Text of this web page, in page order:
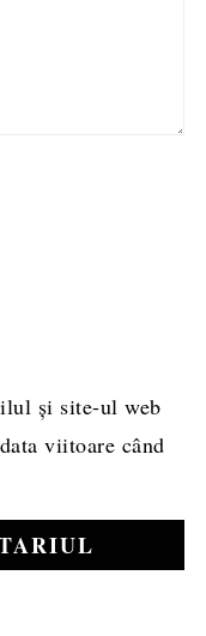
și site-ul web
viitoare când